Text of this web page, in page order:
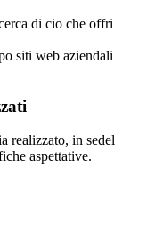
di cio che offri
realizzato, in sedel
aspettative.